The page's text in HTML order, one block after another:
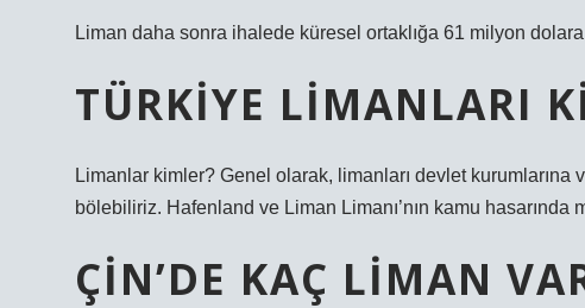
Liman daha sonra ihalede küresel ortaklığa 61 milyon dolara
TÜRKIYE LIMANLARI
Limanlar kimler? Genel olarak, limanları devlet
bölebiliriz. Hafenland ve Liman Limanı’nın kamu
ÇIN’DE KAÇ LIMAN